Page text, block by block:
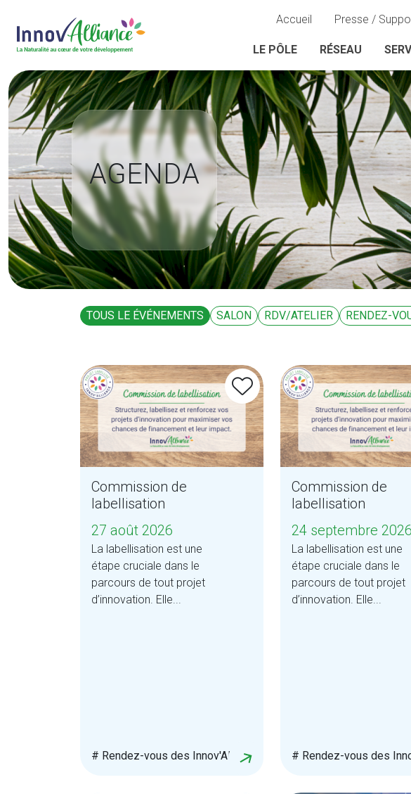
Accueil Presse /
LE PÔLE RÉSEAU
AGENDA
TOUS LE ÉVÉNEMENTS SALON RDV/ATELIER RENDEZ-
Commission de
labellisation
27 août 2026
La labellisation est une
étape cruciale dans le
parcours de tout projet
d’innovation. Elle...
# Rendez-vous des Innov'Alliés
Commission de
labellisation
24 septembre 2026
La labellisation est une
étape cruciale dans le
parcours de tout projet
d’innovation. Elle...
# Rendez-vous des